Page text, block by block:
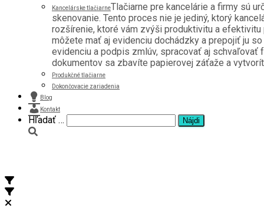
Kancelárske tlačiarneTlačiarne pre kancelárie a firmy sú
skenovanie. Tento proces nie je jediný, ktorý
rozšírenie, ktoré vám zvýši produktivitu a efektivitu
môžete mať aj evidenciu dochádzky a prepojiť ju
evidenciu a podpis zmlúv, spracovať aj schvaľovať
dokumentov sa zbavíte papierovej záťaže a
Produkčné tlačiarne
Dokončovacie zariadenia
Blog
Kontakt
Hľadať:
Hľadať …